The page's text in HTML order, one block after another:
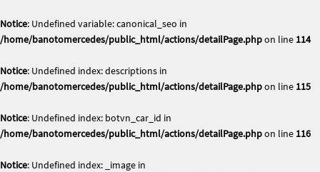
Notice: Undefined variable: canonical_seo in
/home/banotomercedes/public_html/actions/detailPage.phpon line 114
Notice: Undefined index: descriptions in
/home/banotomercedes/public_html/actions/detailPage.phpon line 115
Notice: Undefined index: botvn_car_id in
/home/banotomercedes/public_html/actions/detailPage.phpon line 116
Notice: Undefined index: _image in